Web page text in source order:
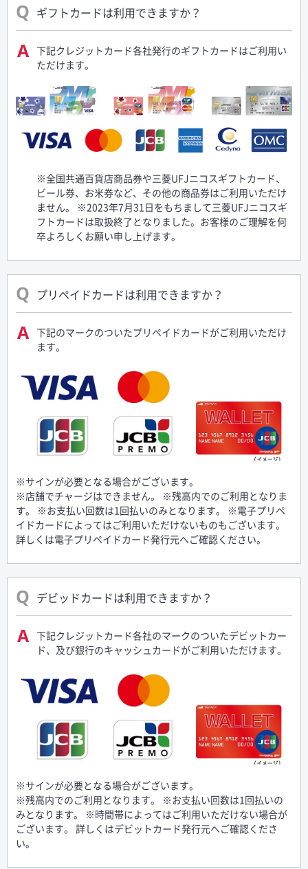
ギフトカードは利用できますか？
下記クレジットカード各社発行のギフトカードはご利用い
ただけます。
※全国共通百貨店商品券や三菱UFJニコスギフトカード、
ビール券、お米券など、その他の商品券はご利用いただけ
ません。 ※2023年7月31日をもちまして三菱UFJニコスギ
フトカードは取扱終了となりました。お客様のご理解を何
卒よろしくお願い申し上げます。
プリペイドカードは利用できますか？
下記のマークのついたプリペイドカードがご利用いただけ
ます。
※サインが必要となる場合がございます。
※店舗でチャージはできません。 ※残高内でのご利用となりま
す。 ※お支払い回数は1回払いのみとなります。 ※電子プリペ
イドカードによってはご利用いただけないものもございます。
詳しくは電子プリペイドカード発行元へご確認ください。
デビッドカードは利用できますか？
下記クレジットカード各社のマークのついたデビットカー
ド、及び銀行のキャッシュカードがご利用いただけます。
※サインが必要となる場合がございます。
※残高内でのご利用となります。 ※お支払い回数は1回払いの
みとなります。 ※時間帯によってはご利用いただけない場合が
ございます。 詳しくはデビットカード発行元へご確認くださ
い。